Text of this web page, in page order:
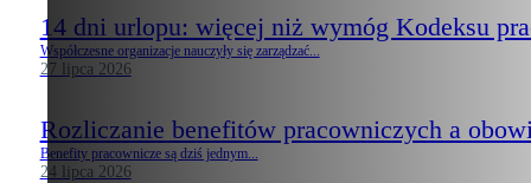
14 dni urlopu: więcej niż wymóg Kodeksu
Współczesne organizacje nauczyły się zarządzać...
27 lipca 2026
Rozliczanie benefitów pracowniczych a
Benefity pracownicze są dziś jednym...
24 lipca 2026